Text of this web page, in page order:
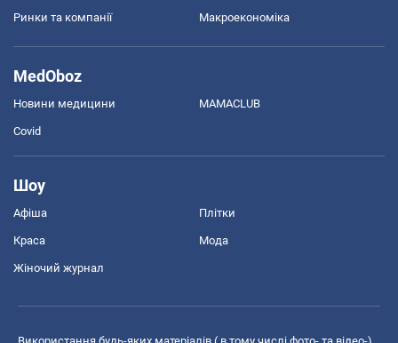
Ринки та компанії Макроекономіка
MedOboz
Новини медицини MAMACLUB
Covid
Шоу
Афіша Плітки
Краса Мода
Жіночий журнал